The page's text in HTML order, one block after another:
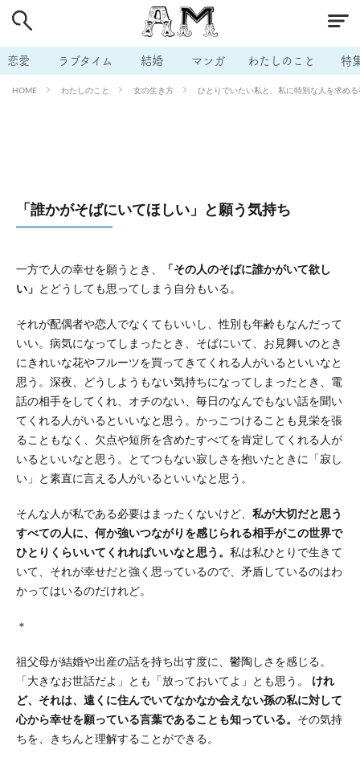
恋愛 ラブタイム 結婚 マンガ わたしのこと 特
HOME わたしのこと 女の生き方 ひとりでいたい私と、私に特別な人を求め
「誰かがそばにいてほしい」と願う気持ち
一方で人の幸せを願うとき、
「その人のそばに誰かがいて欲し
い」 とどうしても思ってしまう自分もいる。
それが配偶者や恋人でなくてもいいし、性別も年齢もなんだって
いい。病気になってしまったとき、そばにいて、お見舞いのとき
にきれいな花やフルーツを買ってきてくれる人がいるといいなと
思う。深夜、どうしようもない気持ちになってしまったとき、電
話の相手をしてくれ、オチのない、毎日のなんでもない話を聞い
てくれる人がいるといいなと思う。かっこつけることも見栄を張
ることもなく、欠点や短所を含めたすべてを肯定してくれる人が
いるといいなと思う。とてつもない寂しさを抱いたときに「寂し
い」と素直に言える人がいるといいなと思う。
そんな人が私である必要はまったくないけど、 私が大切だと思う
すべての人に、何か強いつながりを感じられる相手がこの世界で
ひとりくらいいてくれればいいなと思う。 私は私ひとりで生きて
いて、それが幸せだと強く思っているので、矛盾しているのはわ
かってはいるのだけれど。
＊
祖父母が結婚や出産の話を持ち出す度に、鬱陶しさを感じる。
「大きなお世話だよ」とも「放っておいてよ」とも思う。 けれ
ど、それは、遠くに住んでいてなかなか会えない孫の私に対して
心から幸せを願っている言葉であることも知っている。 その気持
ちを、きちんと理解することができる。
# 男の本音 # セフレ
# 不倫 # 出会う方法 # マッチングアプリ
# ラブグッズ # 体の相性 # イケない